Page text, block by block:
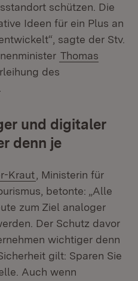
schützen. Die
Ideen für ein Plus an
sagte der Stv.
Thomas
des
und digitaler
denn je
Kraut (Öffnet in neuem
, Ministerin für
betonte: „Alle
zum Ziel analoger
Der Schutz davor
wichtiger denn
gilt: Sparen Sie
Auch wenn